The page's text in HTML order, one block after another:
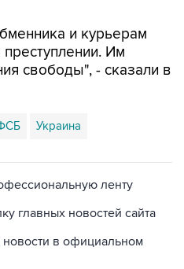
и курьерам
преступлении. Им
свободы", - сказали в
Украина
ленту
главных новостей сайта
в официальном